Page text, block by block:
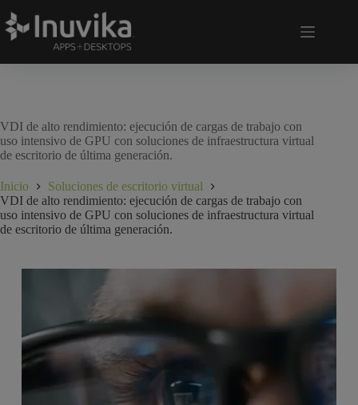
VDI de alto rendimiento: ejecución de cargas de trabajo con
uso intensivo de GPU con soluciones de infraestructura virtual
de escritorio de última generación.
Inicio
Soluciones de escritorio virtual
VDI de alto rendimiento: ejecución de cargas de trabajo con
uso intensivo de GPU con soluciones de infraestructura virtual
de escritorio de última generación.